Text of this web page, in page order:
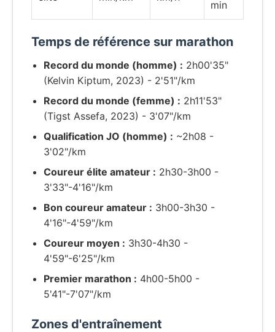
min
Temps de référence sur marathon
Record du monde (homme) : 2h00'35"
(Kelvin Kiptum, 2023) - 2'51"/km
Record du monde (femme) : 2h11'53"
(Tigst Assefa, 2023) - 3'07"/km
Qualification JO (homme) : ~2h08 -
3'02"/km
Coureur élite amateur : 2h30-3h00 -
3'33"-4'16"/km
Bon coureur amateur : 3h00-3h30 -
4'16"-4'59"/km
Coureur moyen : 3h30-4h30 -
4'59"-6'25"/km
Premier marathon : 4h00-5h00 -
5'41"-7'07"/km
Zones d'entraînement